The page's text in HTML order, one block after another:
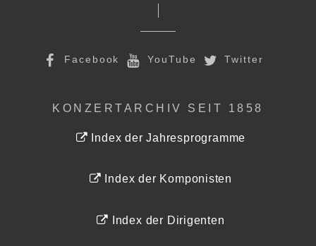
Facebook YouTube Twitter
KONZERTARCHIV SEIT 1858
Index der Jahresprogramme
Index der Komponisten
Index der Dirigenten